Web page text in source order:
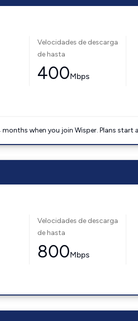
Velocidades de descarga
de hasta
400Mbps
when you join Wisper. Plans
Velocidades de descarga
de hasta
800Mbps